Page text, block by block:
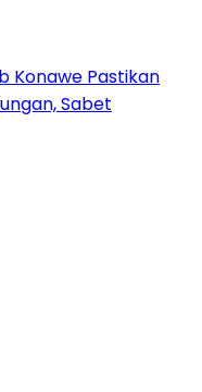
Konawe Pastikan
Sabet